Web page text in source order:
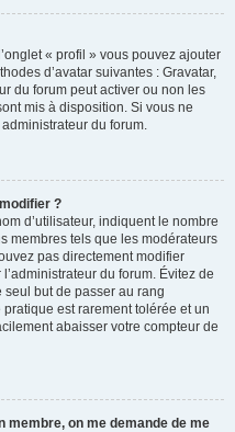
« profil » vous pouvez ajouter
d’avatar suivantes : Gravatar,
du forum peut activer ou non les
mis à disposition. Si vous ne
du forum.
?
d’utilisateur, indiquent le nombre
membres tels que les modérateurs
pas directement modifier
du forum. Évitez de
but de passer au rang
est rarement tolérée et un
abaisser votre compteur de
membre, on me demande de me